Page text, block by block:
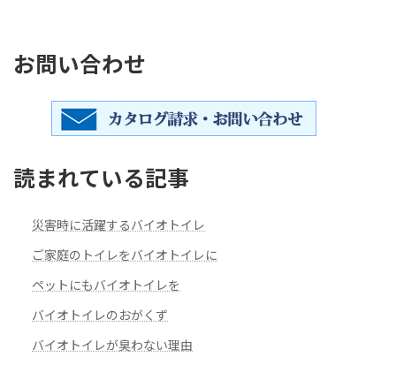
お問い合わせ
読まれている記事
災害時に活躍するバイオトイレ
ご家庭のトイレをバイオトイレに
ペットにもバイオトイレを
バイオトイレのおがくず
バイオトイレが臭わない理由